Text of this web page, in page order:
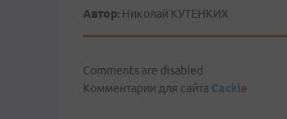
Автор: Николай КУТЕНКИХ
Comments are disabled
Комментарии для сайта Cackle